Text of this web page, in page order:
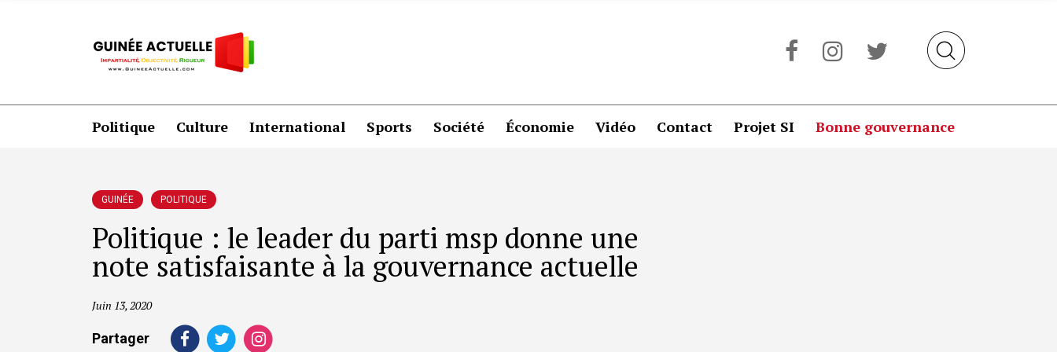
Politique Culture International Sports Société Économie Vidéo Contact Projet SI Bonne gouvernance
GUINÉE POLITIQUE
Politique : le leader du parti msp donne une
note satisfaisante à la gouvernance actuelle
Juin 13, 2020
Partager